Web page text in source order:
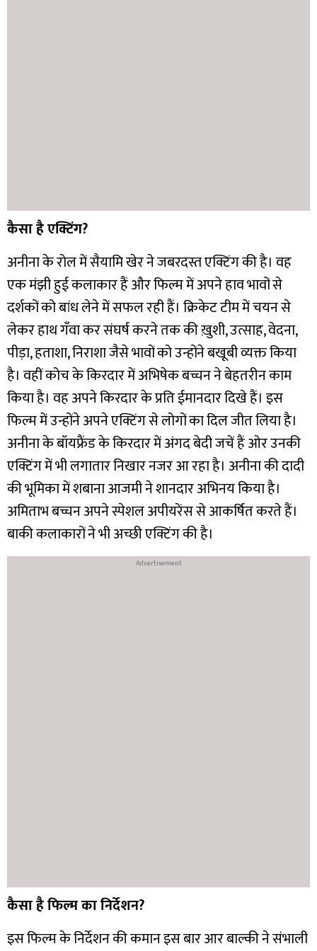
कैसा है एक्टिंग?
अनीना के रोल में सैयामि खेर ने जबरदस्त एक्टिंग की है। वह
एक मंझी हुई कलाकार हैं और फिल्म में अपने हाव भावों से
दर्शकों को बांध लेने में सफल रही हैं। क्रिकेट टीम में चयन से
लेकर हाथ गँवा कर संघर्ष करने तक की ख़ुशी, उत्साह, वेदना,
पीड़ा, हताशा, निराशा जैसे भावों को उन्होंने बखूबी व्यक्त किया
है। वहीं कोच के किरदार में अभिषेक बच्चन ने बेहतरीन काम
किया है। वह अपने किरदार के प्रति ईमानदार दिखे हैं। इस
फिल्म में उन्होंने अपने एक्टिंग से लोगों का दिल जीत लिया है।
अनीना के बॉयफ्रैंड के किरदार में अंगद बेदी जचें हैं ओर उनकी
एक्टिंग में भी लगातार निखार नजर आ रहा है। अनीना की दादी
की भूमिका में शबाना आजमी ने शानदार अभिनय किया है।
अमिताभ बच्चन अपने स्पेशल अपीयरेंस से आकर्षित करते हैं।
बाकी कलाकारों ने भी अच्छी एक्टिंग की है।
कैसा है फिल्म का निर्देशन?
इस फिल्म के निर्देशन की कमान इस बार आर बाल्की ने संभाली